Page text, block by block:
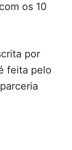
os 10
por
feita pelo